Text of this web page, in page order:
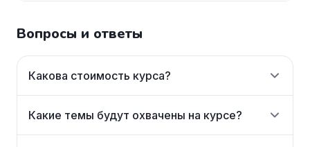
Вопросы и ответы
Какова стоимость курса?
Какие темы будут охвачены на курсе?